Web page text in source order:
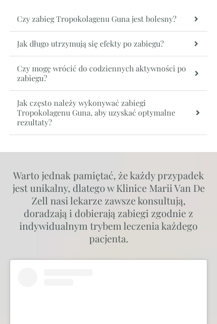
Czy zabieg Tropokolagenu Guna jest bolesny?
Jak długo utrzymują się efekty po zabiegu?
Czy mogę wrócić do codziennych aktywności po
zabiegu?
Jak często należy wykonywać zabiegi
Tropokolagenu Guna, aby uzyskać optymalne
rezultaty?
Warto jednak pamiętać, że każdy przypadek
jest unikalny, dlatego w Klinice Marii Van De
Zell nasi lekarze zawsze konsultują,
doradzają i dobierają zabiegi zgodnie z
indywidualnym trybem leczenia każdego
pacjenta.